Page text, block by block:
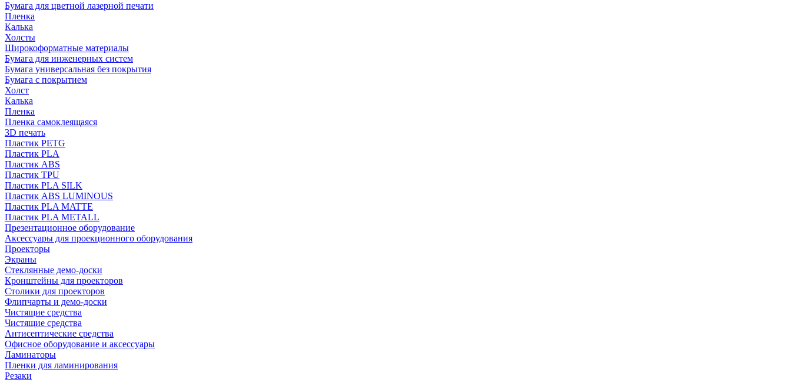
Бумага для цветной лазерной печати
Пленка
Калька
Холсты
Широкоформатные материалы
Бумага для инженерных систем
Бумага универсальная без покрытия
Бумага с покрытием
Холст
Калька
Пленка
Пленка самоклеящаяся
3D печать
Пластик PETG
Пластик PLA
Пластик ABS
Пластик TPU
Пластик PLA SILK
Пластик ABS LUMINOUS
Пластик PLA MATTE
Пластик PLA METALL
Презентационное оборудование
Аксессуары для проекционного оборудования
Проекторы
Экраны
Стеклянные демо-доски
Кронштейны для проекторов
Столики для проекторов
Флипчарты и демо-доски
Чистящие средства
Чистящие средства
Антисептические средства
Офисное оборудование и аксессуары
Ламинаторы
Пленки для ламинирования
Резаки